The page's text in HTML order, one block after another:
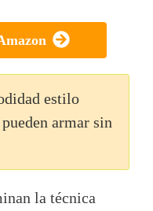
estilo
armar sin
la técnica